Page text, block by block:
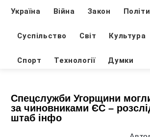
Україна Війна Закон
Суспільство Світ Культура
Спорт Технології Думки
Спецслужби Угорщини
за чиновниками ЄС –
штаб інфо